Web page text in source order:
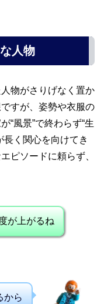
人物
物がさりげなく置か
すが、姿勢や衣服の
“風景”で終わらず“生
長く関心を向けてき
ピソードに頼らず、
が上がるね
から